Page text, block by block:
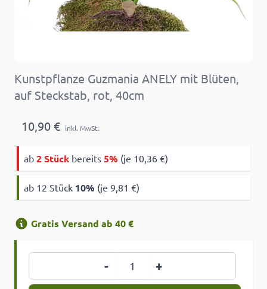
Kunstpflanze Guzmania ANELY mit Blüten,
auf Steckstab, rot, 40cm
10,90 € inkl. MwSt.
ab 2 Stück bereits 5% (je 10,36 €)
ab 12 Stück 10% (je 9,81 €)
Gratis Versand ab 40 €
- +